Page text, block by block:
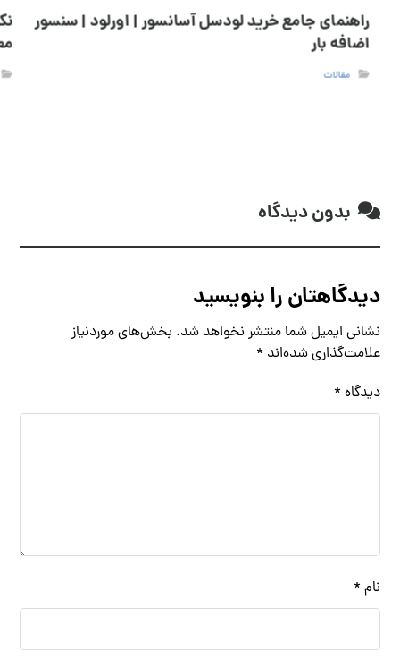
راهنمای جامع خرید لودسل آسانسور | اورلود | سنسور
اضافه بار
مقالات
بدون دیدگاه
دیدگاهتان را بنویسید
نشانی ایمیل شما منتشر نخواهد شد. بخش‌های موردنیاز
علامت‌گذاری شده‌اند *
دیدگاه *
نام *